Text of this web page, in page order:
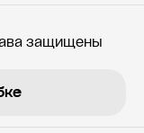
защищены